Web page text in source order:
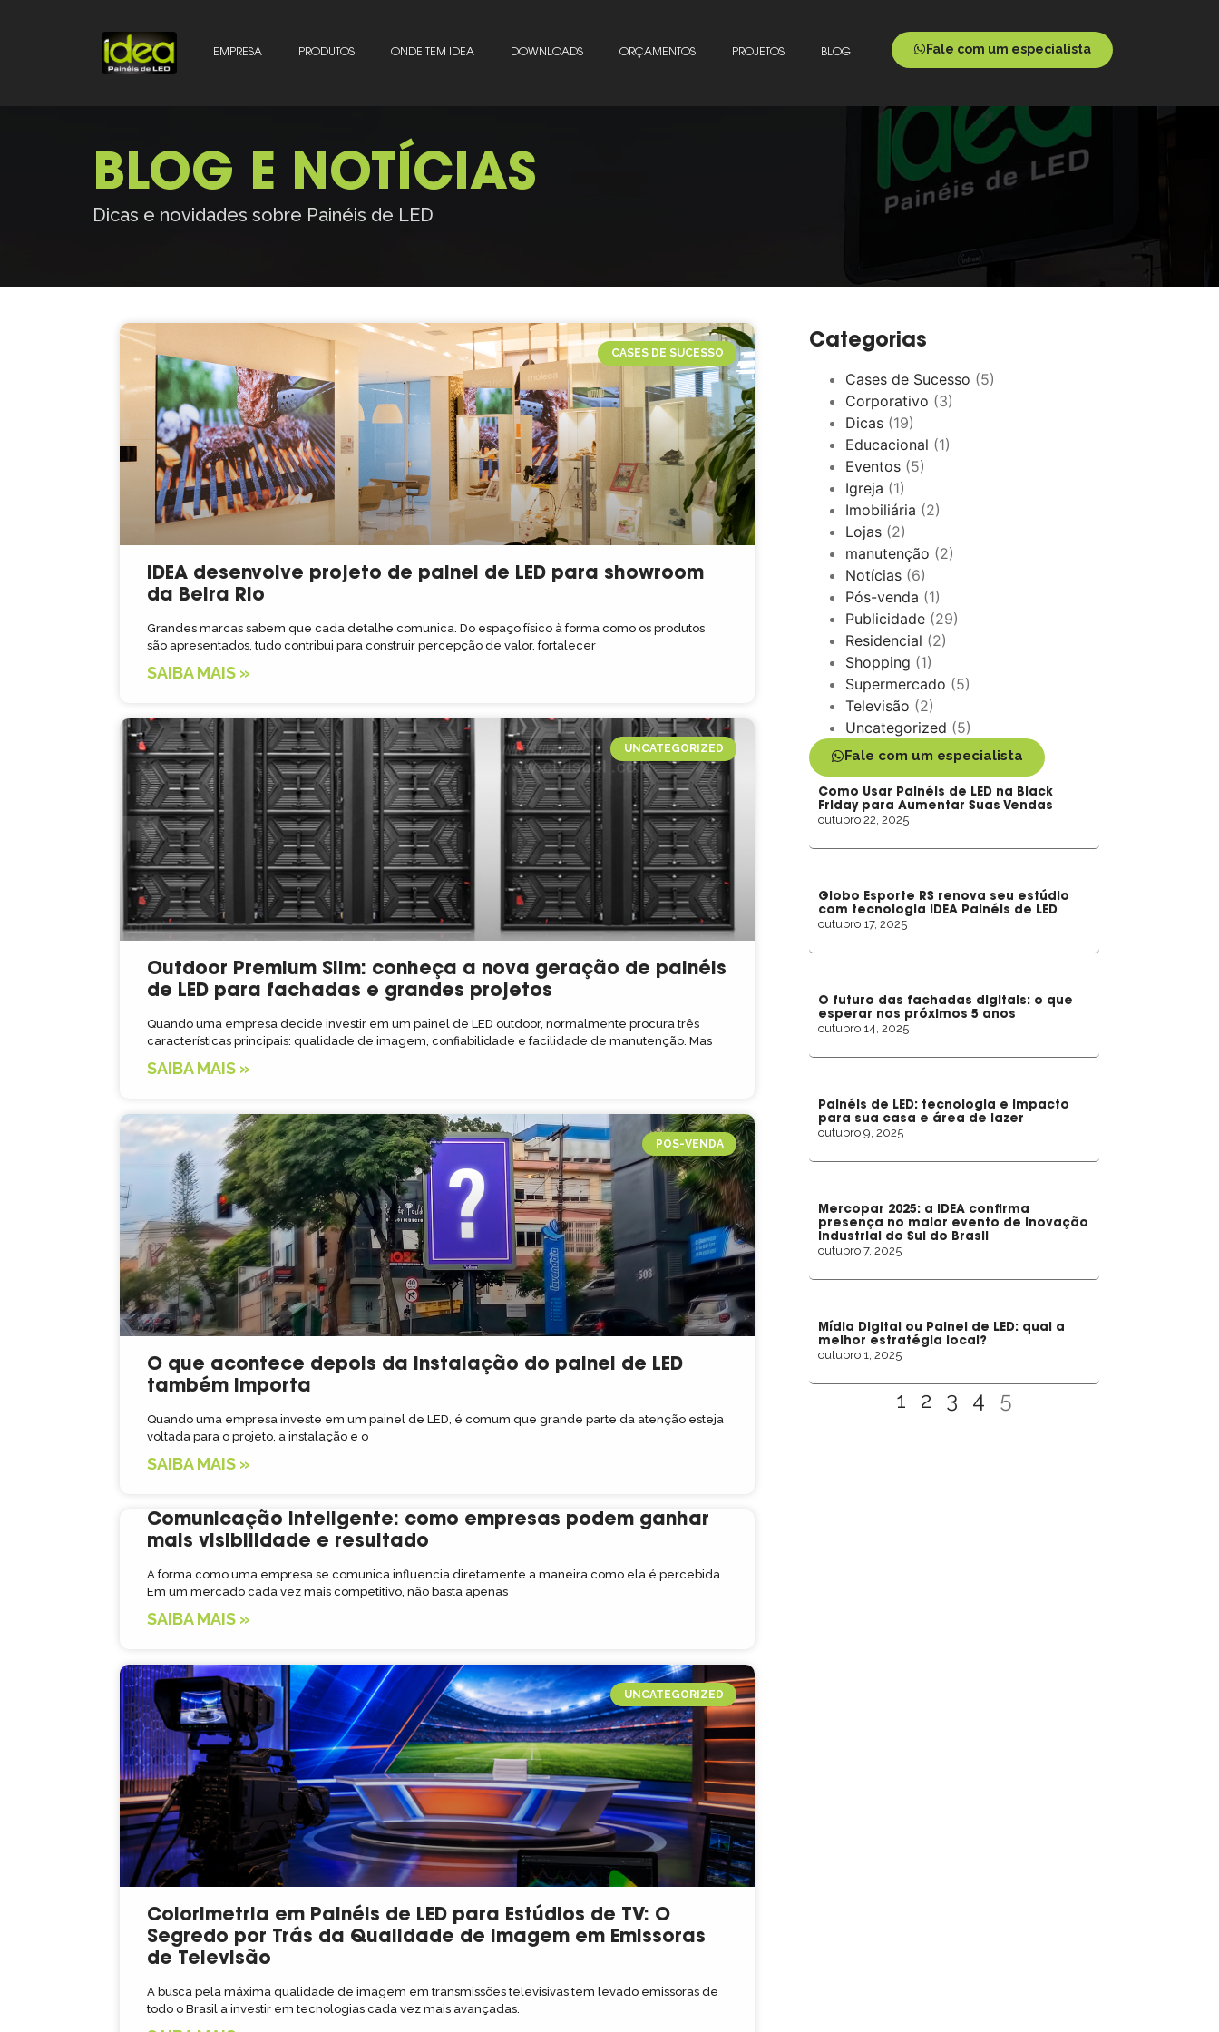
EMPRESA PRODUTOS ONDE TEM IDEA DOWNLOADS ORÇAMENTOS PROJETOS BLOG Fale com um especialista
BLOG E NOTÍCIAS
Dicas e novidades sobre Painéis de LED
CASES DE SUCESSO
IDEA desenvolve projeto de painel de LED para showroom
da Beira Rio
Grandes marcas sabem que cada detalhe comunica. Do espaço físico à forma como os produtos
são apresentados, tudo contribui para construir percepção de valor, fortalecer
SAIBA MAIS »
UNCATEGORIZED
Outdoor Premium Slim: conheça a nova geração de painéis
de LED para fachadas e grandes projetos
Quando uma empresa decide investir em um painel de LED outdoor, normalmente procura três
características principais: qualidade de imagem, confiabilidade e facilidade de manutenção. Mas
SAIBA MAIS »
PÓS-VENDA
O que acontece depois da instalação do painel de LED
também importa
Quando uma empresa investe em um painel de LED, é comum que grande parte da atenção esteja
voltada para o projeto, a instalação e o
SAIBA MAIS »
Comunicação inteligente: como empresas podem ganhar
mais visibilidade e resultado
A forma como uma empresa se comunica influencia diretamente a maneira como ela é percebida.
Em um mercado cada vez mais competitivo, não basta apenas
SAIBA MAIS »
UNCATEGORIZED
Colorimetria em Painéis de LED para Estúdios de TV: O
Segredo por Trás da Qualidade de Imagem em Emissoras
de Televisão
A busca pela máxima qualidade de imagem em transmissões televisivas tem levado emissoras de
todo o Brasil a investir em tecnologias cada vez mais avançadas.
Categorias
Cases de Sucesso (5)
Corporativo (3)
Dicas(19)
Educacional (1)
Eventos(5)
Igreja (1)
Imobiliária (2)
Lojas(2)
manutenção (2)
Notícias(6)
Pós-venda (1)
Publicidade(29)
Residencial (2)
Shopping (1)
Supermercado (5)
Televisão (2)
Uncategorized (5)
Fale com um especialista
Como Usar Painéis de LED na Black
Friday para Aumentar Suas Vendas
outubro 22, 2025
Globo Esporte RS renova seu estúdio
com tecnologia IDEA Painéis de LED
outubro 17, 2025
O futuro das fachadas digitais: o que
esperar nos próximos 5 anos
outubro 14, 2025
Painéis de LED: tecnologia e impacto
para sua casa e área de lazer
outubro 9, 2025
Mercopar 2025: a IDEA confirma
presença no maior evento de inovação
industrial do Sul do Brasil
outubro 7, 2025
Mídia Digital ou Painel de LED: qual a
melhor estratégia local?
outubro 1, 2025
1 2 3 4 5